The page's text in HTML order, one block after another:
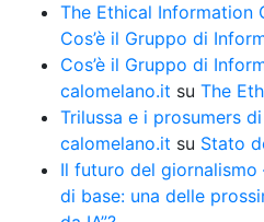
The Ethical Information
Cos’è il Gruppo di
Cos’è il Gruppo di
calomelano.it su The
Trilussa e i prosumers
calomelano.it su Stato
Il futuro del giornalismo
di base: una delle